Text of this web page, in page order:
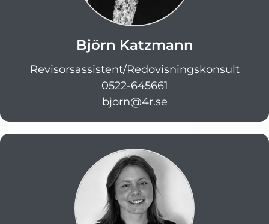
Björn Katzmann
Revisorsassistent/Redovisningskonsult
0522-645661
bjorn@4r.se